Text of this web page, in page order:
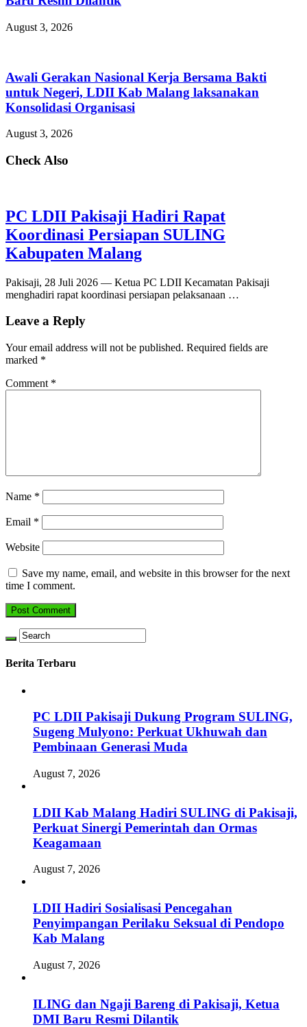
August 3, 2026
Awali Gerakan Nasional Kerja Bersama Bakti
untuk Negeri, LDII Kab Malang laksanakan
Konsolidasi Organisasi
August 3, 2026
Check Also
PC LDII Pakisaji Hadiri Rapat
Koordinasi Persiapan SULING
Kabupaten Malang
Pakisaji, 28 Juli 2026 — Ketua PC LDII Kecamatan Pakisaji
menghadiri rapat koordinasi persiapan pelaksanaan …
Leave a Reply
Your email address will not be published. Required fields are
marked *
Comment *
Name *
Email *
Website
Save my name, email, and website in this browser for the next
time I comment.
Berita Terbaru
PC LDII Pakisaji Dukung Program SULING,
Sugeng Mulyono: Perkuat Ukhuwah dan
Pembinaan Generasi Muda
August 7, 2026
LDII Kab Malang Hadiri SULING di Pakisaji,
Perkuat Sinergi Pemerintah dan Ormas
Keagamaan
August 7, 2026
LDII Hadiri Sosialisasi Pencegahan
Penyimpangan Perilaku Seksual di Pendopo
Kab Malang
August 7, 2026
ILING dan Ngaji Bareng di Pakisaji, Ketua
DMI Baru Resmi Dilantik